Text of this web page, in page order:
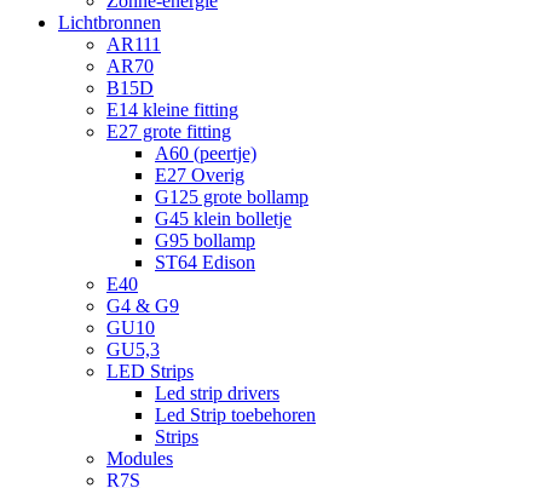
Lichtbronnen
AR111
AR70
B15D
E14 kleine fitting
E27 grote fitting
A60 (peertje)
E27 Overig
G125 grote bollamp
G45 klein bolletje
G95 bollamp
ST64 Edison
E40
G4 & G9
GU10
GU5,3
LED Strips
Led strip drivers
Led Strip toebehoren
Strips
Modules
R7S